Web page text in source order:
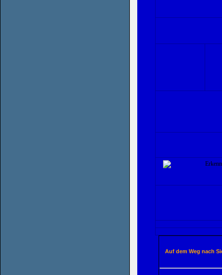
Auf dem Weg nach